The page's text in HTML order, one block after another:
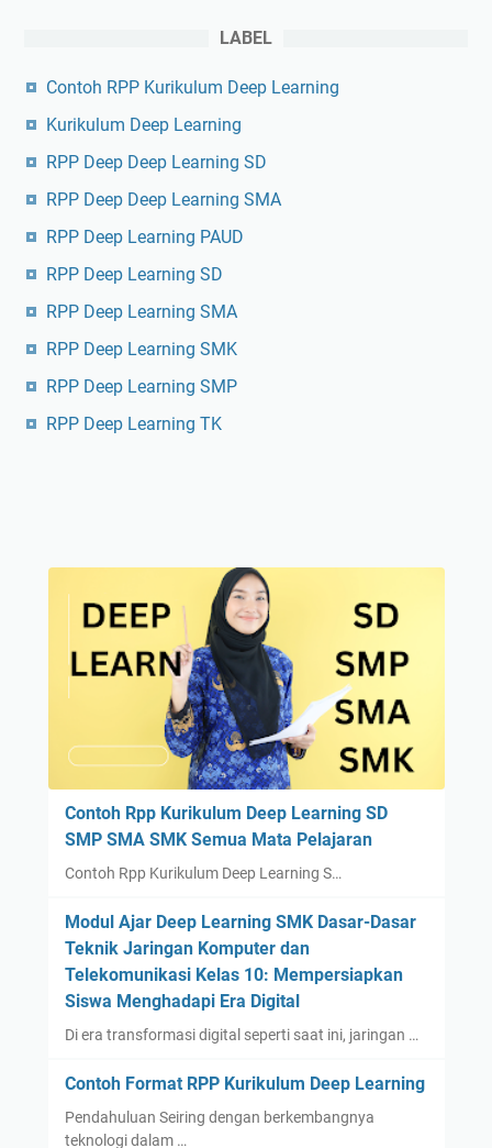
LABEL
Contoh RPP Kurikulum Deep Learning
Kurikulum Deep Learning
RPP Deep Deep Learning SD
RPP Deep Deep Learning SMA
RPP Deep Learning PAUD
RPP Deep Learning SD
RPP Deep Learning SMA
RPP Deep Learning SMK
RPP Deep Learning SMP
RPP Deep Learning TK
Contoh Rpp Kurikulum Deep Learning SD
SMP SMA SMK Semua Mata Pelajaran
Contoh Rpp Kurikulum Deep Learning S…
Modul Ajar Deep Learning SMK Dasar-Dasar
Teknik Jaringan Komputer dan
Telekomunikasi Kelas 10: Mempersiapkan
Siswa Menghadapi Era Digital
Di era transformasi digital seperti saat ini, jaringan …
Contoh Format RPP Kurikulum Deep Learning
Pendahuluan Seiring dengan berkembangnya
teknologi dalam …